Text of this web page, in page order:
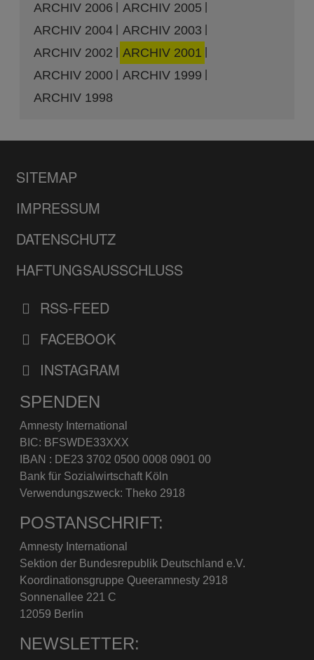
ARCHIV 2006
ARCHIV 2005
ARCHIV 2004
ARCHIV 2003
ARCHIV 2002
ARCHIV 2001
ARCHIV 2000
ARCHIV 1999
ARCHIV 1998
SITEMAP
IMPRESSUM
DATENSCHUTZ
HAFTUNGSAUSSCHLUSS
RSS-FEED
FACEBOOK
INSTAGRAM
SPENDEN
Amnesty International
BIC: BFSWDE33XXX
IBAN : DE23 3702 0500 0008 0901 00
Bank für Sozialwirtschaft Köln
Verwendungszweck: Theko 2918
POSTANSCHRIFT:
Amnesty International
Sektion der Bundesrepublik Deutschland e.V.
Koordinationsgruppe Queeramnesty 2918
Sonnenallee 221 C
12059 Berlin
NEWSLETTER: